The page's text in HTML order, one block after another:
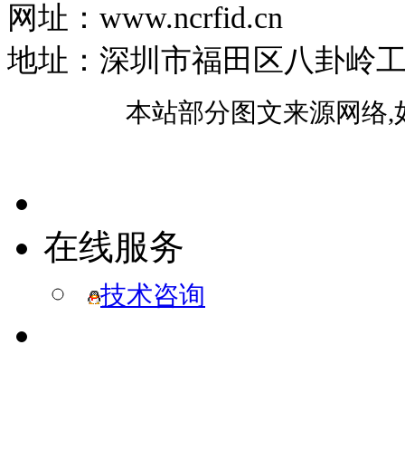
网址：www.ncrfid.cn
地址：深圳市福田区八卦岭
本站部分图文来源网络
在线服务
技术咨询